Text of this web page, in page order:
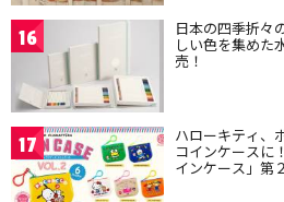
16 日本の四季折々
しい色を集めた
売！
17 ハローキティ、
コインケースに
インケース」第